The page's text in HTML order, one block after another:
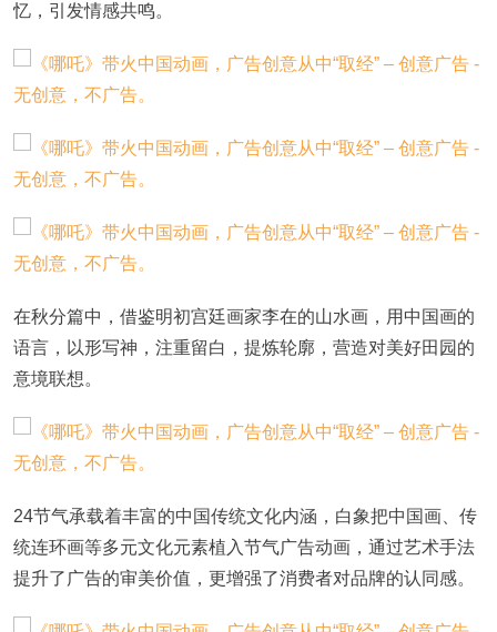
忆，引发情感共鸣。
在秋分篇中，借鉴明初宫廷画家李在的山水画，用中国画的
语言，以形写神，注重留白，提炼轮廓，营造对美好田园的
意境联想。
24节气承载着丰富的中国传统文化内涵，白象把中国画、传
统连环画等多元文化元素植入节气广告动画，通过艺术手法
提升了广告的审美价值，更增强了消费者对品牌的认同感。